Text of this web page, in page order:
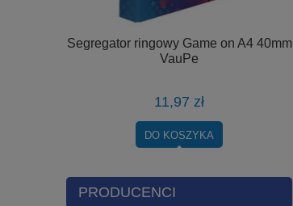
Segregator ringowy Game on A4 40mm
VauPe
11,97 zł
DO KOSZYKA
PRODUCENCI